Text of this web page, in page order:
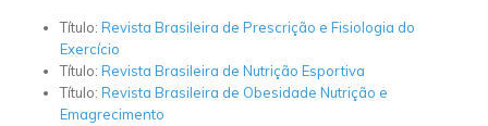
Título: Revista Brasileira de Prescrição e Fisiologia do
Exercício
Título: Revista Brasileira de Nutrição Esportiva
Título: Revista Brasileira de Obesidade Nutrição e
Emagrecimento